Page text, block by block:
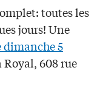
toutes les
jours! Une
dimanche 5
608 rue